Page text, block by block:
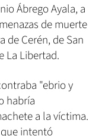
Ábrego Ayala, a
de muerte
de Cerén, de San
La Libertad.
"ebrio y
habría
a la víctima.
intentó